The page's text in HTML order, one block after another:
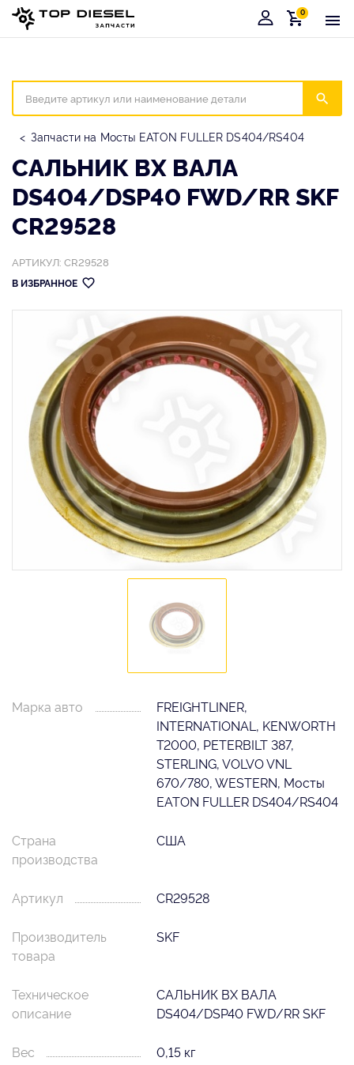
Корзина
0
Запчасти на Мосты EATON FULLER DS404/RS404
САЛЬНИК ВХ ВАЛА
DS404/DSP40 FWD/RR SKF
CR29528
АРТИКУЛ: CR29528
В ИЗБРАННОЕ
Марка авто
FREIGHTLINER,
INTERNATIONAL, KENWORTH
T2000, PETERBILT 387,
STERLING, VOLVO VNL
670/780, WESTERN, Мосты
EATON FULLER DS404/RS404
Страна
производства
США
Артикул CR29528
Производитель
товара
SKF
Техническое
описание
САЛЬНИК ВХ ВАЛА
DS404/DSP40 FWD/RR SKF
Вес 0,15 кг